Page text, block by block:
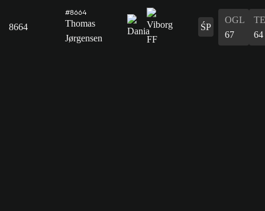
8664
#8664
Thomas
Jørgensen
ŚP
OGL
67
64